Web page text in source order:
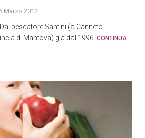
Marzo 2012
pescatore Santini (a Canneto
di Mantova) già dal 1996. CONTINUA